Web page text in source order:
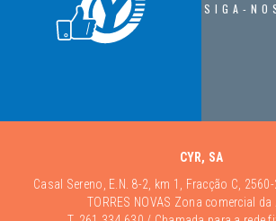
SIGA-
CYR, SA
Casal Sereno, E.N. 8-2, km 1, Fracção C,
TORRES NOVAS Zona comercial